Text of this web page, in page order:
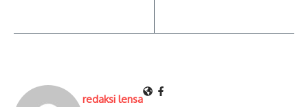
redaksi lensa